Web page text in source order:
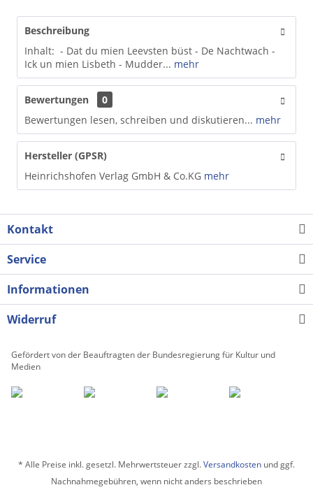
Beschreibung
Inhalt: - Dat du mien Leevsten büst - De Nachtwach -
Ick un mien Lisbeth - Mudder... mehr
Bewertungen
0
Bewertungen lesen, schreiben und diskutieren... mehr
Hersteller (GPSR)
Heinrichshofen Verlag GmbH & Co.KG mehr
Kontakt
Service
Informationen
Widerruf
Gefördert von der Beauftragten der Bundesregierung für Kultur und
Medien
* Alle Preise inkl. gesetzl. Mehrwertsteuer zzgl.Versandkosten und ggf.
Nachnahmegebühren, wenn nicht anders beschrieben